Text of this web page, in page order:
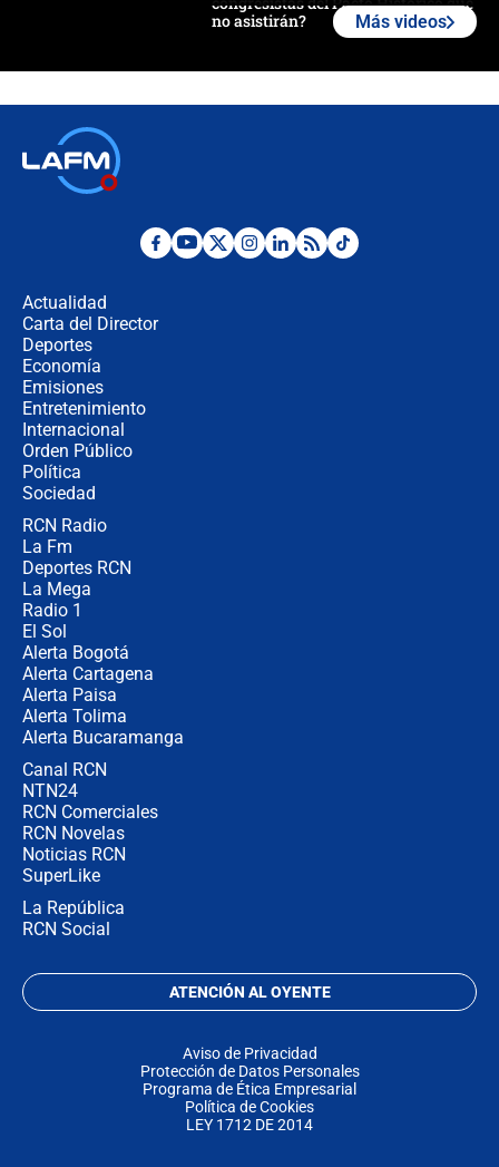
no asistirán?
¿Por qué De la Espriella gobernará
Más videos
Actualidad
Carta del Director
Deportes
Economía
Emisiones
Entretenimiento
Internacional
Orden Público
Política
Sociedad
RCN Radio
La Fm
Deportes RCN
La Mega
Radio 1
El Sol
Alerta Bogotá
Alerta Cartagena
Alerta Paisa
Alerta Tolima
Alerta Bucaramanga
Canal RCN
NTN24
RCN Comerciales
RCN Novelas
Noticias RCN
SuperLike
La República
RCN Social
ATENCIÓN AL OYENTE
Aviso de Privacidad
Protección de Datos Personales
Programa de Ética Empresarial
Política de Cookies
LEY 1712 DE 2014